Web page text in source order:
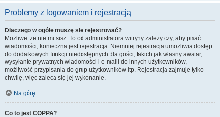
Problemy z logowaniem i rejestracją
Dlaczego w ogóle muszę się rejestrować?
Możliwe, że nie musisz. To od administratora witryny zależy czy, aby pisać
wiadomości, konieczna jest rejestracja. Niemniej rejestracja umożliwia dostęp
do dodatkowych funkcji niedostępnych dla gości, takich jak własny awatar,
wysyłanie prywatnych wiadomości i e-maili do innych użytkowników,
możliwość przypisania do grup użytkowników itp. Rejestracja zajmuje tylko
chwilę, więc zaleca się jej wykonanie.
Na górę
Co to jest COPPA?